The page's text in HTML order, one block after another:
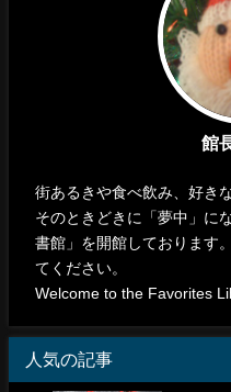
館
街あるきや食べ飲み、好き
そのときどきに「夢中」に
書館」を開館しております
てください。
Welcome to the Favorites
人気の記事